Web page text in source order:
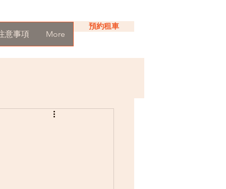
意事項 More
預約租車